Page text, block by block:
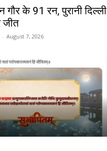
गौर के 91 रन, पुरानी दिल्ली
जीत
- August 7, 2026